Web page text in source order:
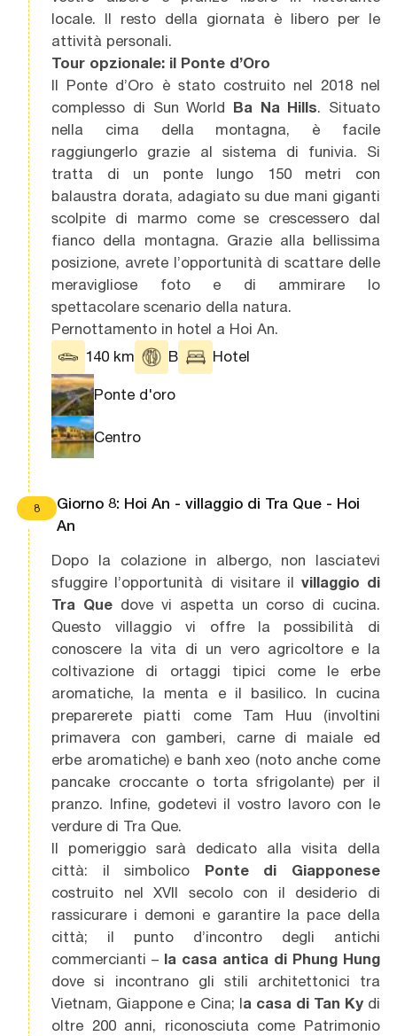
locale. Il resto della giornata è libero per le
attività personali.
Tour opzionale: il Ponte d’Oro
Il Ponte d’Oro è stato costruito nel 2018 nel
complesso di Sun World Ba Na Hills. Situato
nella cima della montagna, è facile
raggiungerlo grazie al sistema di funivia. Si
tratta di un ponte lungo 150 metri con
balaustra dorata, adagiato su due mani giganti
scolpite di marmo come se crescessero dal
fianco della montagna. Grazie alla bellissima
posizione, avrete l’opportunità di scattare delle
meravigliose foto e di ammirare lo
spettacolare scenario della natura.
Pernottamento in hotel a Hoi An.
140 km
B Hotel
Ponte d'oro
Centro
8
Giorno 8: Hoi An - villaggio di Tra Que - Hoi
An
Dopo la colazione in albergo, non lasciatevi
sfuggire l’opportunità di visitare il villaggio di
Tra Que dove vi aspetta un corso di cucina.
Questo villaggio vi offre la possibilità di
conoscere la vita di un vero agricoltore e la
coltivazione di ortaggi tipici come le erbe
aromatiche, la menta e il basilico. In cucina
preparerete piatti come Tam Huu (involtini
primavera con gamberi, carne di maiale ed
erbe aromatiche) e banh xeo (noto anche come
pancake croccante o torta sfrigolante) per il
pranzo. Infine, godetevi il vostro lavoro con le
verdure di Tra Que.
Il pomeriggio sarà dedicato alla visita della
città: il simbolico Ponte di Giapponese
costruito nel XVII secolo con il desiderio di
rassicurare i demoni e garantire la pace della
città; il punto d’incontro degli antichi
commercianti – la casa antica di Phung Hung
dove si incontrano gli stili architettonici tra
Vietnam, Giappone e Cina; la casa di Tan Kydi
oltre 200 anni, riconosciuta come Patrimonio